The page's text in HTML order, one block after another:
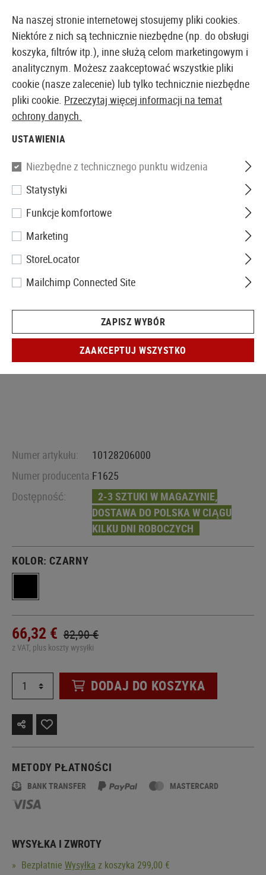
EUROPEJSKI AIRSOFT SKLEP I HURTOWNIA
Strona główna
Dragon Fire CNC Handguard
16.25 Inch
Numer artykułu:
10128206000
Numer producenta:F1625
Dostępność:
2-3 SZTUKI W MAGAZYNIE,
DOSTAWA DO POLSKA W CIĄGU
KILKU DNI ROBOCZYCH
KOLOR: CZARNY
66,32 € 82,90 €
z VAT, plus koszty wysyłki
DODAJ DO KOSZYKA
METODY PŁATNOŚCI
BANK TRANSFER MASTERCARD
WYSYŁKA I ZWROTY
Bezpłatnie Wysyłka z koszyka 299,00 €
Na naszej stronie internetowej stosujemy pliki cookies.
Niektóre z nich są technicznie niezbędne (np. do obsługi
koszyka, filtrów itp.), inne służą celom marketingowym i
analitycznym. Możesz zaakceptować wszystkie pliki
cookie (nasze zalecenie) lub tylko technicznie niezbędne
pliki cookie. Przeczytaj więcej informacji na temat
ochrony danych.
USTAWIENIA
Niezbędne z technicznego punktu widzenia
Statystyki
Funkcje komfortowe
Marketing
StoreLocator
Mailchimp Connected Site
ZAPISZ WYBÓR
ZAAKCEPTUJ WSZYSTKO